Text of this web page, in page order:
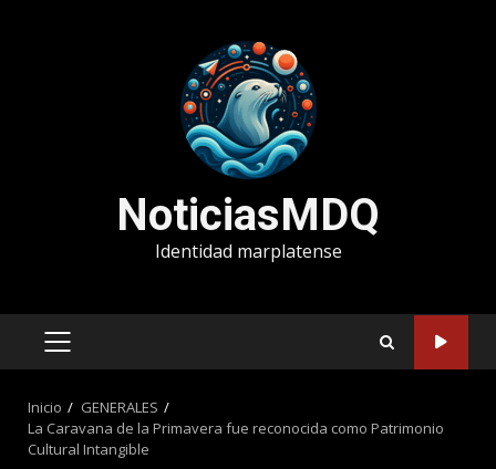
NoticiasMDQ
Identidad marplatense
MENÚ
Inicio
GENERALES
La Caravana de la Primavera fue reconocida como Patrimonio
Cultural Intangible